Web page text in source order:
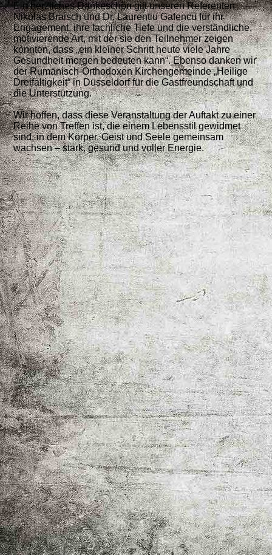
Ein herzliches Dankeschön gilt unseren Referenten
Nikolas Braisch und Dr. Laurențiu Gafencu für ihr
Engagement, ihre fachliche Tiefe und die verständliche,
motivierende Art, mit der sie den Teilnehmer zeigen
konnten, dass „ein kleiner Schritt heute viele Jahre
Gesundheit morgen bedeuten kann“. Ebenso danken wir
der Rumänisch‑Orthodoxen Kirchengemeinde „Heilige
Dreifaltigkeit“ in Düsseldorf für die Gastfreundschaft und
die Unterstützung.
Wir hoffen, dass diese Veranstaltung der Auftakt zu einer
Reihe von Treffen ist, die einem Lebensstil gewidmet
sind, in dem Körper, Geist und Seele gemeinsam
wachsen – stark, gesund und voller Energie.